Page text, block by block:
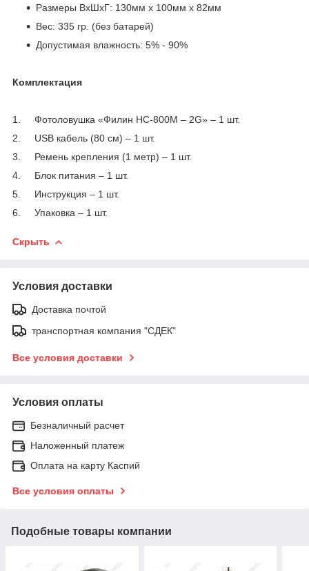
Размеры ВхШхГ: 130мм x 100мм x 82мм
Вес: 335 гр. (без батарей)
Допустимая влажность: 5% - 90%
Комплектация
1. Фотоловушка «Филин HC-800M – 2G» – 1 шт.
2. USB кабель (80 см) – 1 шт.
3. Ремень крепления (1 метр) – 1 шт.
4. Блок питания – 1 шт.
5. Инструкция – 1 шт.
6. Упаковка – 1 шт.
Скрыть
Условия доставки
Доставка почтой
транспортная компания "СДЕК"
Все условия доставки
Условия оплаты
Безналичный расчет
Наложенный платеж
Оплата на карту Каспий
Все условия оплаты
Подобные товары компании